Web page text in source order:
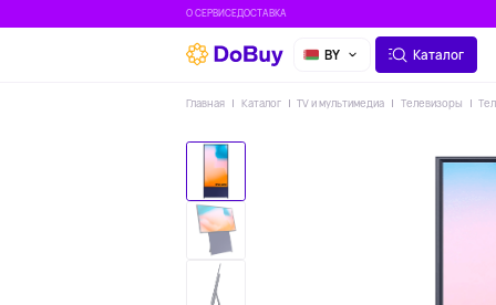
О СЕРВИСЕДОСТАВКА
BY Каталог
Главная Каталог TV и мультимедиа Телевизоры